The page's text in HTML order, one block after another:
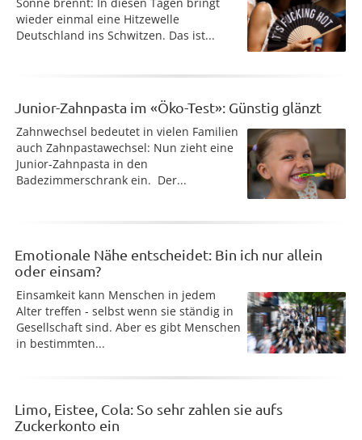
Sonne brennt: In diesen Tagen bringt
wieder einmal eine Hitzewelle
Deutschland ins Schwitzen. Das ist...
Junior-Zahnpasta im «Öko-Test»: Günstig glänzt
Zahnwechsel bedeutet in vielen Familien
auch Zahnpastawechsel: Nun zieht eine
Junior-Zahnpasta in den
Badezimmerschrank ein. Der...
Emotionale Nähe entscheidet: Bin ich nur allein
oder einsam?
Einsamkeit kann Menschen in jedem
Alter treffen - selbst wenn sie ständig in
Gesellschaft sind. Aber es gibt Menschen
in bestimmten...
Limo, Eistee, Cola: So sehr zahlen sie aufs
Zuckerkonto ein